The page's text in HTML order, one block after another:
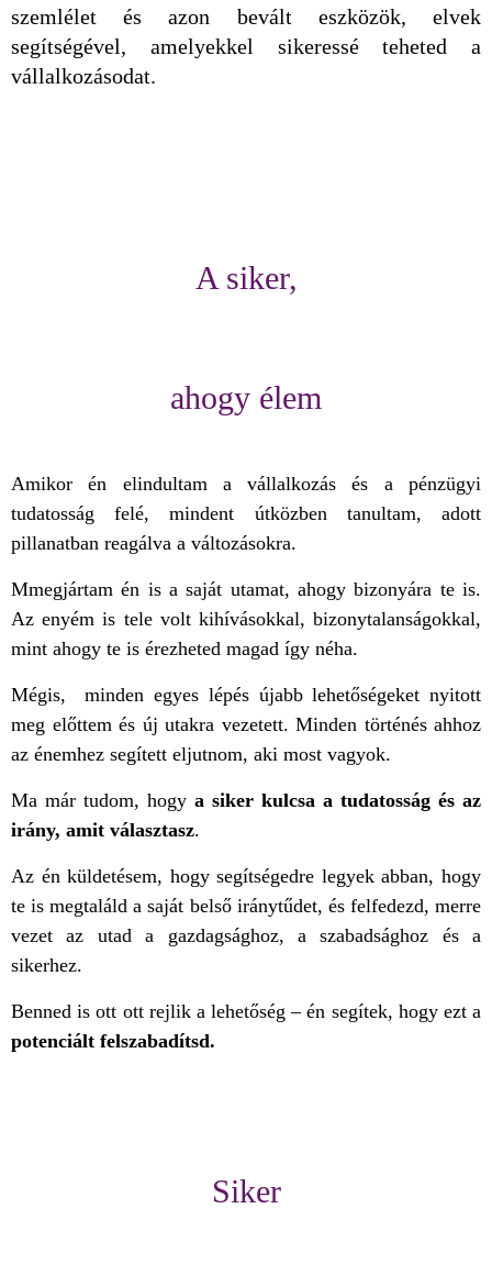
szemlélet és azon bevált eszközök, elvek
segítségével, amelyekkel sikeressé teheted a
vállalkozásodat.
A siker,
ahogy élem
Amikor én elindultam a vállalkozás és a pénzügyi
tudatosság felé, mindent útközben tanultam, adott
pillanatban reagálva a változásokra.
Mmegjártam én is a saját utamat, ahogy bizonyára te is.
Az enyém is tele volt kihívásokkal, bizonytalanságokkal,
mint ahogy te is érezheted magad így néha.
Mégis, minden egyes lépés újabb lehetőségeket nyitott
meg előttem és új utakra vezetett. Minden történés ahhoz
az énemhez segített eljutnom, aki most vagyok.
Ma már tudom, hogy a siker kulcsa a tudatosság és az
irány, amit választasz.
Az én küldetésem, hogy segítségedre legyek abban, hogy
te is megtaláld a saját belső iránytűdet, és felfedezd, merre
vezet az utad a gazdagsághoz, a szabadsághoz és a
sikerhez.
Benned is ott ott rejlik a lehetőség – én segítek, hogy ezt a
potenciált felszabadítsd.
Siker